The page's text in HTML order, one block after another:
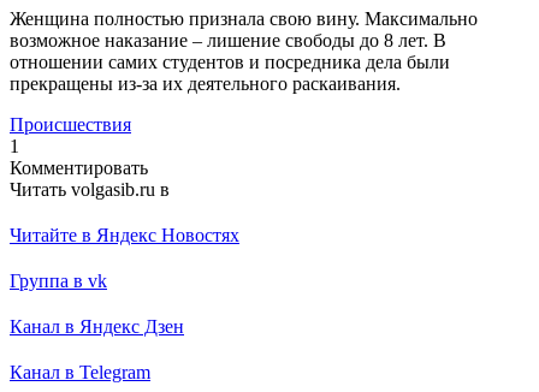
Женщина полностью признала свою вину. Максимально
возможное наказание – лишение свободы до 8 лет. В
отношении самих студентов и посредника дела были
прекращены из-за их деятельного раскаивания.
Происшествия
1
Комментировать
Читать volgasib.ru в
Читайте в Яндекс Новостях
Группа в vk
Канал в Яндекс Дзен
Канал в Telegram